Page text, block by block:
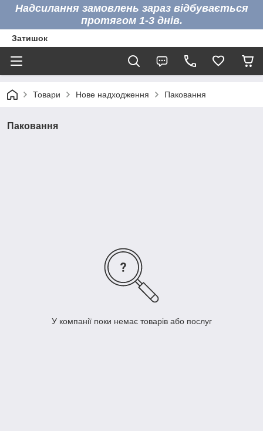
Надсилання замовлень зараз відбувається
протягом 1-3 днів.
Затишок
Товари Нове надходження Паковання
Паковання
У компанії поки немає товарів або послуг